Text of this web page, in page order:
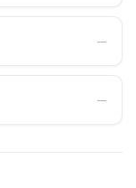
―
―